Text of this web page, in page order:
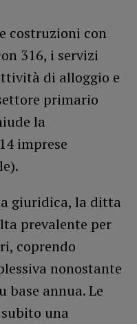
costruzioni con
316, i servizi
di alloggio e
primario
la
imprese
giuridica, la ditta
prevalente per
coprendo
nonostante
base annua. Le
una